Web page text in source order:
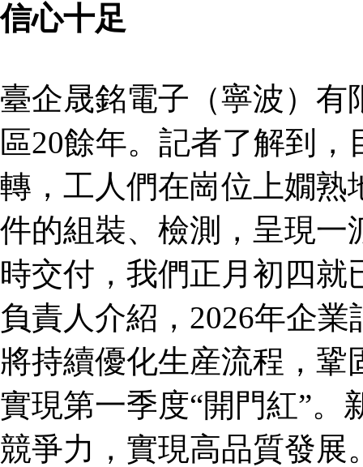
信心十足
臺企晟銘電子（寧波）有
區20餘年。記者了解到
轉，工人們在崗位上嫺熟
件的組裝、檢測，呈現一
時交付，我們正月初四就
負責人介紹，2026年企
將持續優化生産流程，
實現第一季度“開門紅”
競爭力，實現高品質發展